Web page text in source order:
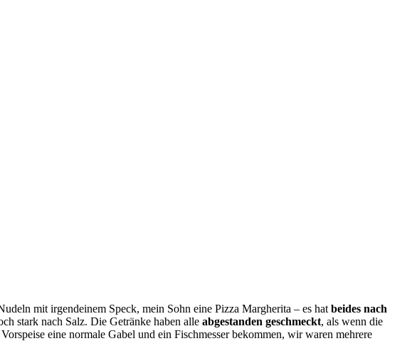
mit irgendeinem Speck, mein Sohn eine Pizza Margherita – es hat beides nach
stark nach Salz. Die Getränke haben alle abgestanden geschmeckt, als wenn die
eine normale Gabel und ein Fischmesser bekommen, wir waren mehrere